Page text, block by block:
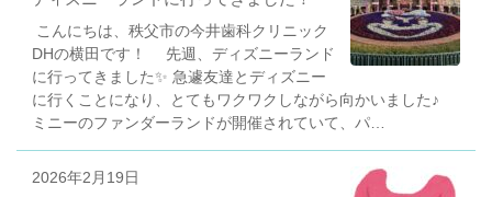
こんにちは、秩父市の今井歯科クリニック
DHの横田です！ 先週、ディズニーランド
に行ってきました✨ 急遽友達とディズニー
に行くことになり、とてもワクワクしながら向かいました♪
ミニーのファンダーランドが開催されていて、パ…
2026年2月19日